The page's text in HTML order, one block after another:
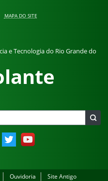
MAPA DO SITE
e Tecnologia do Rio Grande do
Twitter YouTube
Ouvidoria Site Antigo